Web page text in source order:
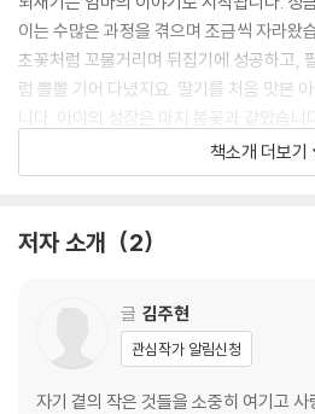
이는 수많은 과정을 겪으며 조금씩 자라왔
초꽃처럼 꼬물거리며 뒤집기에 성공하고,
럼 뽈뽈 기어 다녔지요. 딸기를 처음 맛본
니다. 아이의 성장은 마치 봄꽃과 같았습니
마음에도 봄꽃이 가득 피었습니다. 아이를
엄마 마음에 피어난 아이 봄꽃이 간지러워
시간이 오래 걸리더라도, 꽃이 작더라도 괜
에 있을 거라는 엄마의 마음을 전해 보세요.
책소개 더보기
저자 소개 2
글 김주현
관심작가 알림신청
자기 곁의 작은 것들을 소중히 여기고